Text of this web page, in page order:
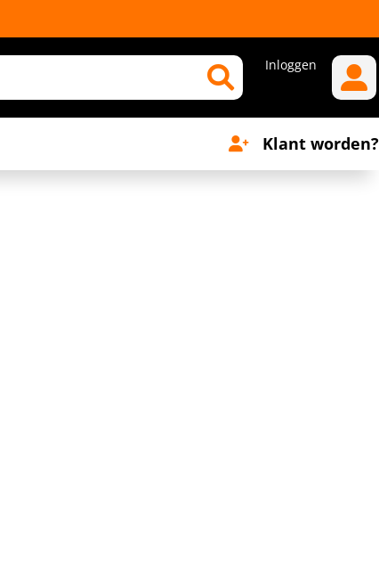
Inloggen
Klant worden?